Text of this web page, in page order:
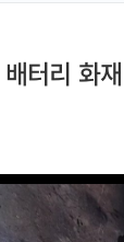
터리 화